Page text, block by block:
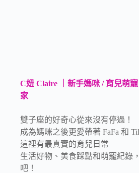
C妞 Claire ｜新手媽咪 / 育兒萌
家
雙子座的好奇心從來沒有停過！
成為媽咪之後更愛帶著 FaFa 和
這裡有最真實的育兒日常
生活好物、美食踩點和萌寵紀錄
吧！